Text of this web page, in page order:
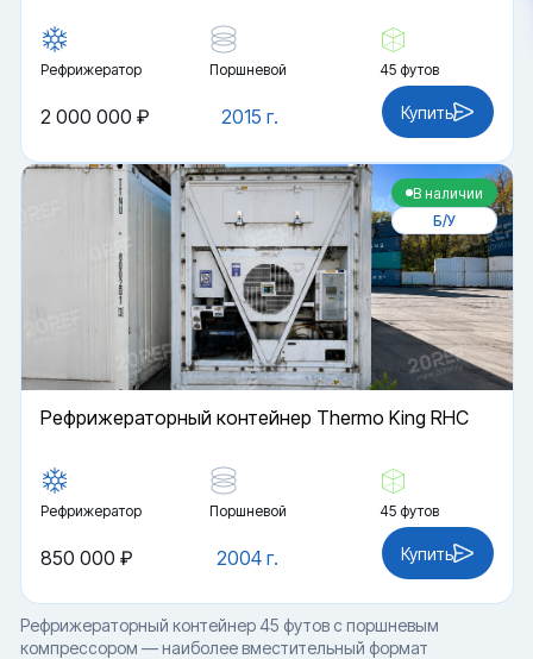
Рефрижератор Поршневой 45 футов
2015 г.
2 000 000 ₽ Купить
В наличии
Б/У
Рефрижераторный контейнер Thermo King RHC
Рефрижератор Поршневой 45 футов
2004 г.
850 000 ₽ Купить
Рефрижераторный контейнер 45 футов с поршневым
компрессором — наиболее вместительный формат